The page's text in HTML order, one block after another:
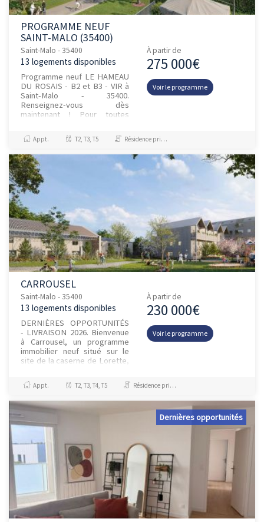
PROGRAMME NEUF
SAINT-MALO (35400)
Saint-Malo - 35400
13 logements disponibles
Programme neuf LE HAMEAU
DU ROSAIS - B2 et B3 - VIR à
Saint-Malo - 35400.
Renseignez-vous dès
maintenant ! Pour toutes
complémentaires, prenez
contact avec nous !
À partir de
275 000€
Voir le programme
Appt. T2, T3, T5 Résidence principale / PTZ
CARROUSEL
Saint-Malo - 35400
13 logements disponibles
DERNIÈRES OPPORTUNITÉS
- LIVRAISON 2026. Bienvenue
à Carrousel, un programme
immobilier neuf situé sur le
site de la caserne de Lorette,
Malo. A quelques minute...
À partir de
230 000€
Voir le programme
Appt. T2, T3, T4, T5 Résidence principale / PTZ
Dernières opportunités